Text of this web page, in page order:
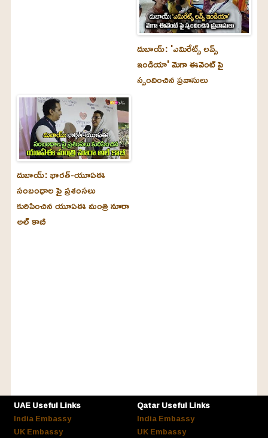
దుబాయ్‌: 'ఎమిరేట్స్ లవ్స్
ఇండియా' మెగా ఈవెంట్ పై
స్పందించిన ప్రవాసులు
దుబాయ్‌: భారత్-యూఏఈ
సంబంధాల పై ప్రశంసలు
కురిపించిన యూఏఈ మంత్రి నూరా
అల్‌ కాబీ
UAE Useful Links
India Embassy
UK Embassy
Qatar Useful Links
India Embassy
UK Embassy